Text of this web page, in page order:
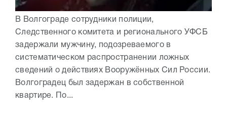
В Волгограде сотрудники полиции,
Следственного комитета и регионального УФСБ
задержали мужчину, подозреваемого в
систематическом распространении ложных
сведений о действиях Вооружённых Сил России.
Волгоградец был задержан в собственной
квартире. По...